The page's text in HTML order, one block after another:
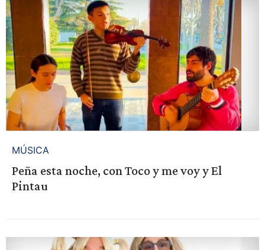
MÚSICA
Peña esta noche, con Toco y me voy y El
Pintau